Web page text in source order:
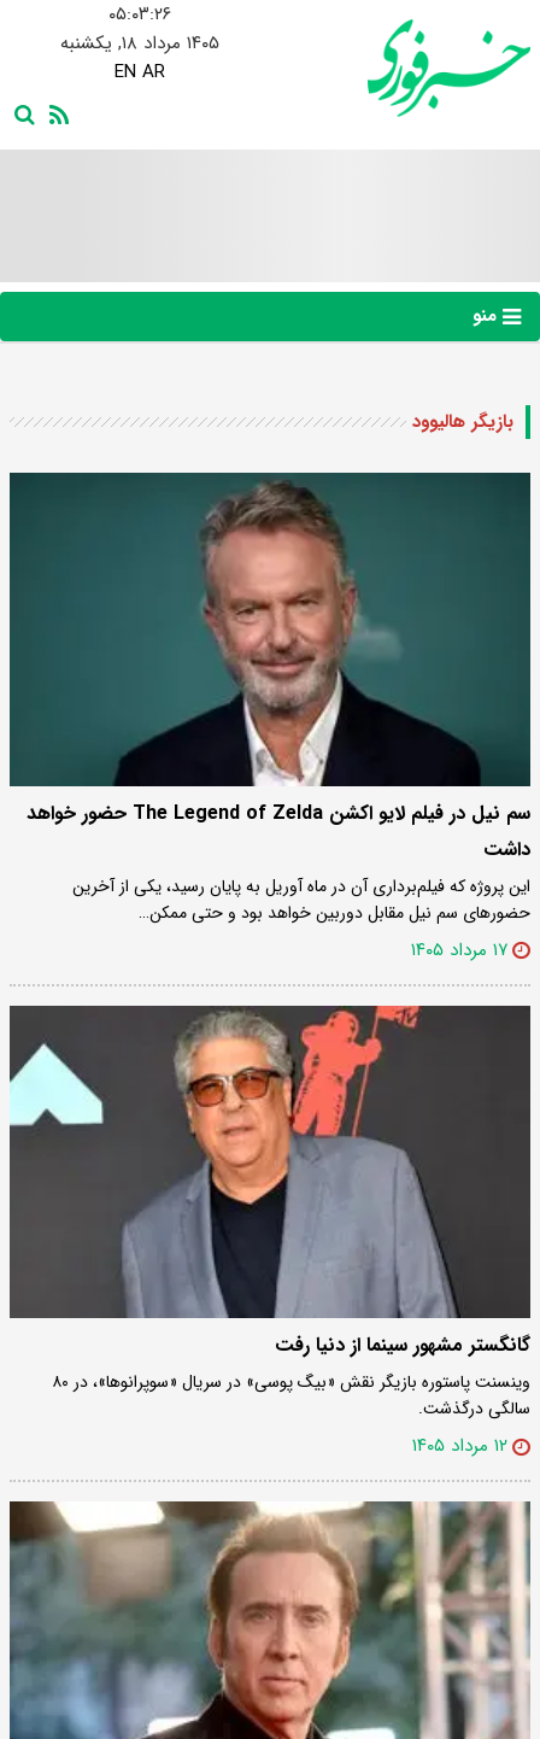
۰۵:۰۳:۲۷
۱۴۰۵ مرداد ۱۸, یکشنبه
EN AR
منو
بازیگر هالیوود
سم نیل در فیلم لایو اکشن The Legend of Zelda حضور خواهد
داشت
این پروژه که فیلم‌برداری آن در ماه آوریل به پایان رسید، یکی از آخرین
حضورهای سم نیل مقابل دوربین خواهد بود و حتی ممکن…
۱۷ مرداد ۱۴۰۵
گانگستر مشهور سینما از دنیا رفت
وینسنت پاستوره بازیگر نقش «بیگ پوسی» در سریال «سوپرانوها»، در ۸۰
سالگی درگذشت.
۱۲ مرداد ۱۴۰۵